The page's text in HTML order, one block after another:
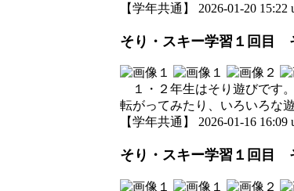
【学年共通】 2026-01-20 15:22
そり・スキー学習１回目
１・２年生はそり遊びです
転がってみたり、いろいろな
【学年共通】 2026-01-16 16:09
そり・スキー学習１回目